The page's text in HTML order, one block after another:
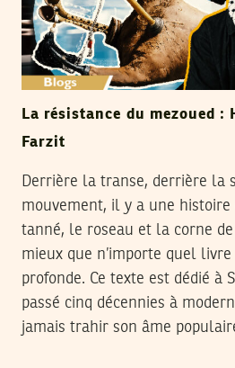
La résistance du mezoued :
Farzit
Derrière la transe, derrière la
mouvement, il y a une
tanné, le roseau et la corne
mieux que n’importe quel livre
profonde. Ce texte est dédié à
passé cinq décennies à
jamais trahir son âme